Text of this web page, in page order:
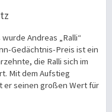
Andreas „Ralli“
Gedächtnis-Preis ist ein
die Ralli sich im
Mit dem Aufstieg
er seinen großen Wert für